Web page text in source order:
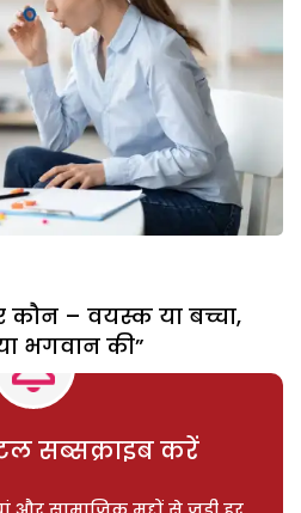
कौन – वयस्क या बच्चा,
भगवान की”
सब्सक्राइब करें